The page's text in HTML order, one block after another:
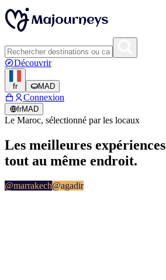
Découvrir
fr MAD
Connexion
frMAD
Le Maroc, sélectionné par les locaux
Les meilleures expériences
tout au même endroit.
@marrakech@agadir